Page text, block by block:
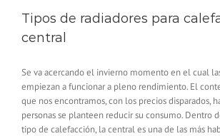
Tipos de radiadores para
central
Se va acercando el invierno momento en el cual
empiezan a funcionar a pleno rendimiento. El
que nos encontramos, con los precios disparados,
personas se planteen reducir su consumo. Dentro
tipo de calefacción, la central es una de las más